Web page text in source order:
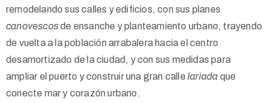
remodelando sus calles y edificios, con sus planes
canovescosde ensanche y planteamiento urbano, trayendo
de vuelta a la población arrabalera hacia el centro
desamortizado de la ciudad, y con sus medidas para
ampliar el puerto y construir una gran calle lariada que
conecte mar y corazón urbano.